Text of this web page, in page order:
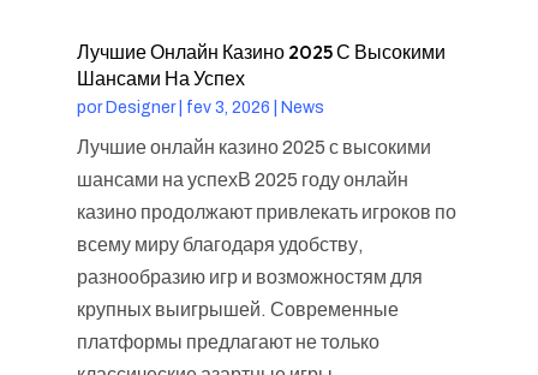
Лучшие Онлайн Казино 2025 С Высокими
Шансами На Успех
por Designer| fev 3, 2026 News
Лучшие онлайн казино 2025 с высокими
шансами на успехВ 2025 году онлайн
казино продолжают привлекать игроков по
всему миру благодаря удобству,
разнообразию игр и возможностям для
крупных выигрышей. Современные
платформы предлагают не только